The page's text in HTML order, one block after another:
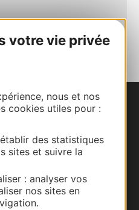
votre vie privée
nous et nos
cookies utiles pour :
des statistiques
sites et suivre la
: analyser vos
nos sites en